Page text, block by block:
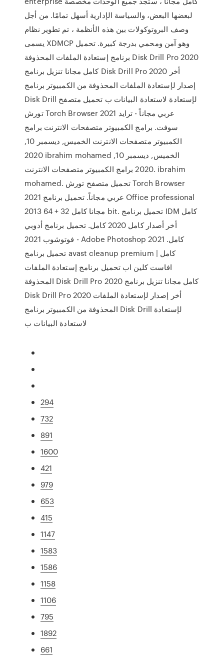
لبعضها البعض، والسياسة الإدارية أسهل تمامًا. من أجل
وصف البروتوكولات بين هذه الأنظمة ، تم تطوير نظام
يسمى XDMCP وهو آمن ومحمي بدرجة كبيرة. تحميل
برنامج إستعادة الملفات المحذوفة Disk Drill Pro 2020
كامل مجانا تنزيل برنامج Disk Drill Pro 2020 أخر
إصدار لإستعادة الملفات المحذوفة من الكمبيوتر برنامج
Disk Drill لإستعادة لاستعادة البيانات ب تحميل متصفح
تورش Torch Browser 2021 عربي مجاناً - ترايد
سوفت. برامج الكمبيوتر متصفحات الانترنت برامج
الكمبيوتر متصفحات الانترنت الخميس, ديسمبر 10,
2020 ibrahim mohamed الخميس, ديسمبر 10,
2020 برامج الكمبيوتر متصفحات الانترنت. ibrahim
mohamed. تحميل متصفح تورش Torch Browser
2021 عربي مجاناً. تحميل برنامج Office professional
2013 مجانا كامل 32 + 64 bit. تحميل برنامج IDM كامل
أخر أصدار كامل 2020 كامل. تحميل برنامج أدوبي
فوتوشوب 2021 - Adobe Photoshop 2021 كامل.
تحميل برنامج avast cleanup premium كامل |
افاست كلين اب تحميل برنامج إستعادة الملفات
المحذوفة Disk Drill Pro 2020 كامل مجانا تنزيل برنامج
Disk Drill Pro 2020 أخر إصدار لإستعادة الملفات
المحذوفة من الكمبيوتر برنامج Disk Drill لإستعادة
لاستعادة البيانات ب
294
732
891
1600
421
979
653
415
1147
1583
1586
1158
1106
795
1892
661